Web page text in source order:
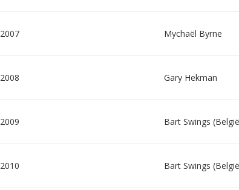
2007 Mychaël Byrne
2008 Gary Hekman
2009 Bart Swings
2010 Bart Swings